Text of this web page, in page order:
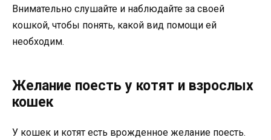
Внимательно слушайте и наблюдайте за своей
кошкой, чтобы понять, какой вид помощи ей
необходим.
Желание поесть у котят и взрослых
кошек
У кошек и котят есть врожденное желание поесть.